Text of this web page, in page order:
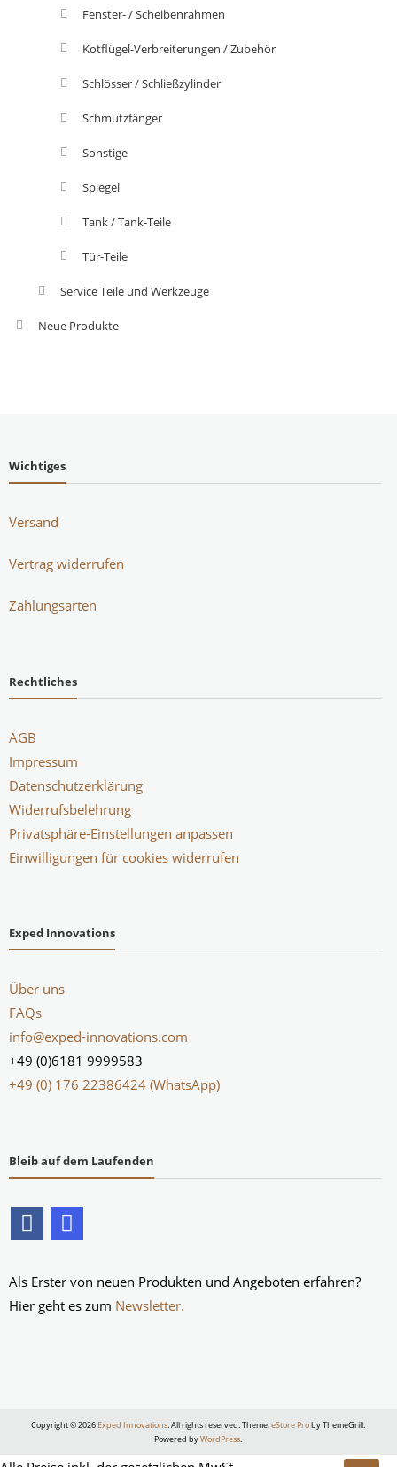
Fenster- / Scheibenrahmen
Kotflügel-Verbreiterungen / Zubehör
Schlösser / Schließzylinder
Schmutzfänger
Sonstige
Spiegel
Tank / Tank-Teile
Tür-Teile
Service Teile und Werkzeuge
Neue Produkte
Wichtiges
Versand
Vertrag widerrufen
Zahlungsarten
Rechtliches
AGB
Impressum
Datenschutzerklärung
Widerrufsbelehrung
Privatsphäre-Einstellungen anpassen
Einwilligungen für cookies widerrufen
Exped Innovations
Über uns
FAQs
info@exped-innovations.com
+49 (0)6181 9999583
+49 (0) 176 22386424 (WhatsApp)
Bleib auf dem Laufenden
Als Erster von neuen Produkten und Angeboten erfahren?
Hier geht es zum Newsletter.
Copyright © 2026 Exped Innovations. All rights reserved. Theme:eStore Proby ThemeGrill.
Powered byWordPress.